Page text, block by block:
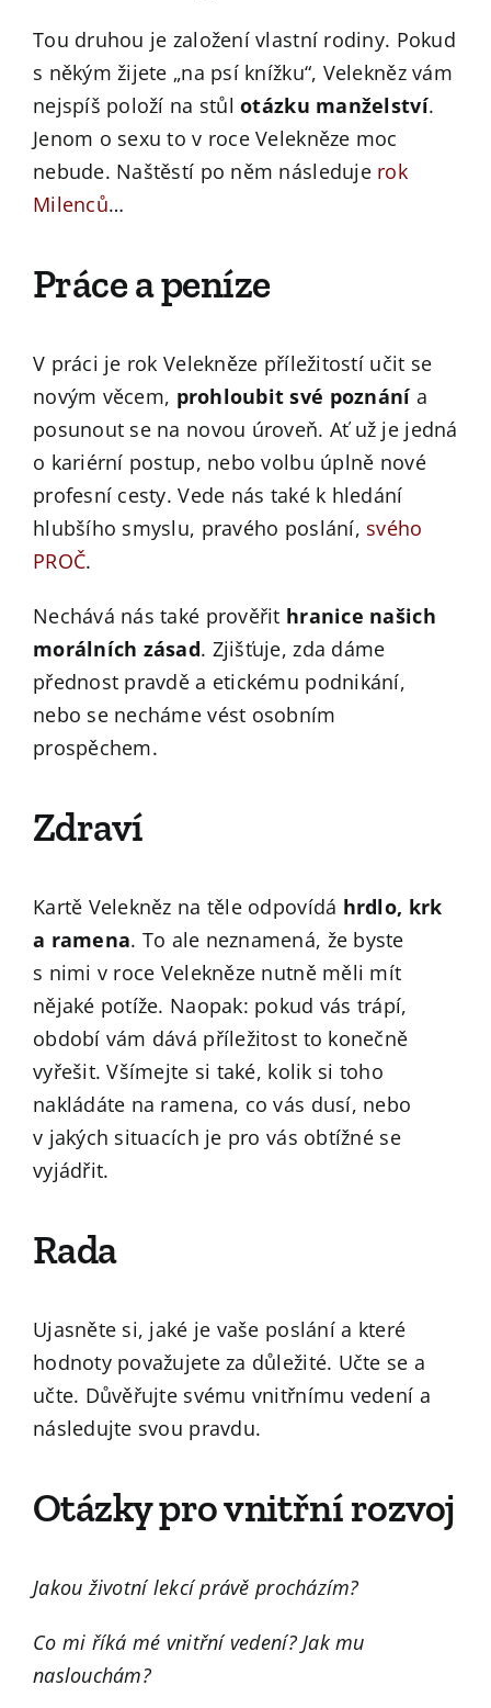
Tou druhou je založení vlastní rodiny. Pokud
s někým žijete „na psí knížku“, Velekněz vám
nejspíš položí na stůlotázku manželství.
Jenom o sexu to v roce Velekněze moc
nebude. Naštěstí po něm následuje rok
Milenců…
Práce a peníze
V práci je rok Velekněze příležitostí učit se
novým věcem, prohloubit své poznání a
posunout se na novou úroveň. Ať už je jedná
o kariérní postup, nebo volbu úplně nové
profesní cesty. Vede nás také k hledání
hlubšího smyslu, pravého poslání, svého
PROČ.
Nechává nás také prověřit hranice našich
morálních zásad. Zjišťuje, zda dáme
přednost pravdě a etickému podnikání,
nebo se necháme vést osobním
prospěchem.
Zdraví
Kartě Velekněz na těle odpovídá hrdlo, krk
a ramena. To ale neznamená, že byste
s nimi v roce Velekněze nutně měli mít
nějaké potíže. Naopak: pokud vás trápí,
období vám dává příležitost to konečně
vyřešit. Všímejte si také, kolik si toho
nakládáte na ramena, co vás dusí, nebo
v jakých situacích je pro vás obtížné se
vyjádřit.
Rada
Ujasněte si, jaké je vaše poslání a které
hodnoty považujete za důležité. Učte se a
učte. Důvěřujte svému vnitřnímu vedení a
následujte svou pravdu.
Otázky pro vnitřní rozvoj
Jakou životní lekcí právě procházím?
Co mi říká mé vnitřní vedení? Jak mu
naslouchám?